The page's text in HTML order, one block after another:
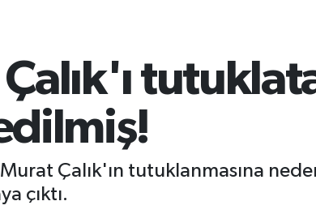
Çalık'ın tutuklanmasına
çıktı.